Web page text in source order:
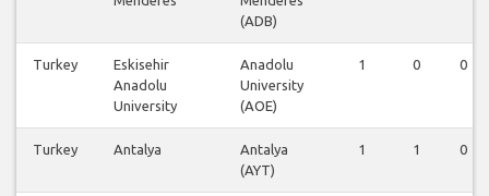
(ADB)
Turkey
Eskisehir
Anadolu
University
Anadolu
University
(AOE)
1 0 0
Turkey Antalya
Antalya
(AYT)
1 1 0